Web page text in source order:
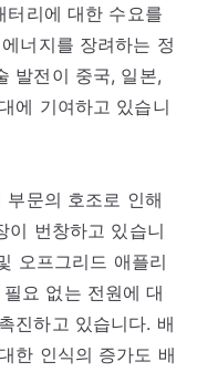
터리에 대한 수요를
너지를 장려하는 정
발전이 중국, 일본,
에 기여하고 있습니
문의 호조로 인해
이 번창하고 있습니
오프그리드 애플리
요 없는 전원에 대
진하고 있습니다. 배
한 인식의 증가도 배